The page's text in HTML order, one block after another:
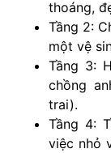
thoáng,
Tầng 2:
một vệ
Tầng 3:
chồng
trai).
Tầng 4:
việc nhỏ